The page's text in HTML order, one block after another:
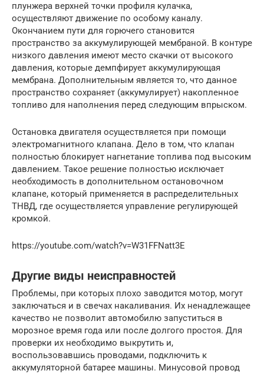
плунжера верхней точки профиля кулачка,
осуществляют движение по особому каналу.
Окончанием пути для горючего становится
пространство за аккумулирующей мембраной. В контуре
низкого давления имеют место скачки от высокого
давления, которые демпфирует аккумулирующая
мембрана. Дополнительным является то, что данное
пространство сохраняет (аккумулирует) накопленное
топливо для наполнения перед следующим впрыском.
Остановка двигателя осуществляется при помощи
электромагнитного клапана. Дело в том, что клапан
полностью блокирует нагнетание топлива под высоким
давлением. Такое решение полностью исключает
необходимость в дополнительном остановочном
клапане, который применяется в распределительных
ТНВД, где осуществляется управление регулирующей
кромкой.
https://youtube.com/watch?v=W31FFNatt3E
Другие виды неисправностей
Проблемы, при которых плохо заводится мотор, могут
заключаться и в свечах накаливания. Их ненадлежащее
качество не позволит автомобилю запуститься в
морозное время года или после долгого простоя. Для
проверки их необходимо выкрутить и,
воспользовавшись проводами, подключить к
аккумуляторной батарее машины. Минусовой провод